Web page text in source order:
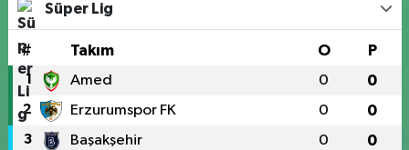
Süper Lig
# Takım O P
1 Amed 0 0
2 Erzurumspor FK 0 0
3 Başakşehir 0 0